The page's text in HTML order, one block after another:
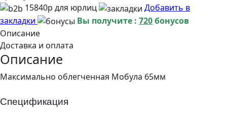
15840р для юрлиц
Добавить в
закладки
Вы получите : 720бонусов
Описание
Доставка и оплата
Описание
Максимально облегченная Мобула 65мм
Спецификация